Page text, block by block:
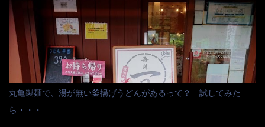
丸亀製麺で、湯が無い釜揚げうどんがあるって？ 試してみた
ら・・・